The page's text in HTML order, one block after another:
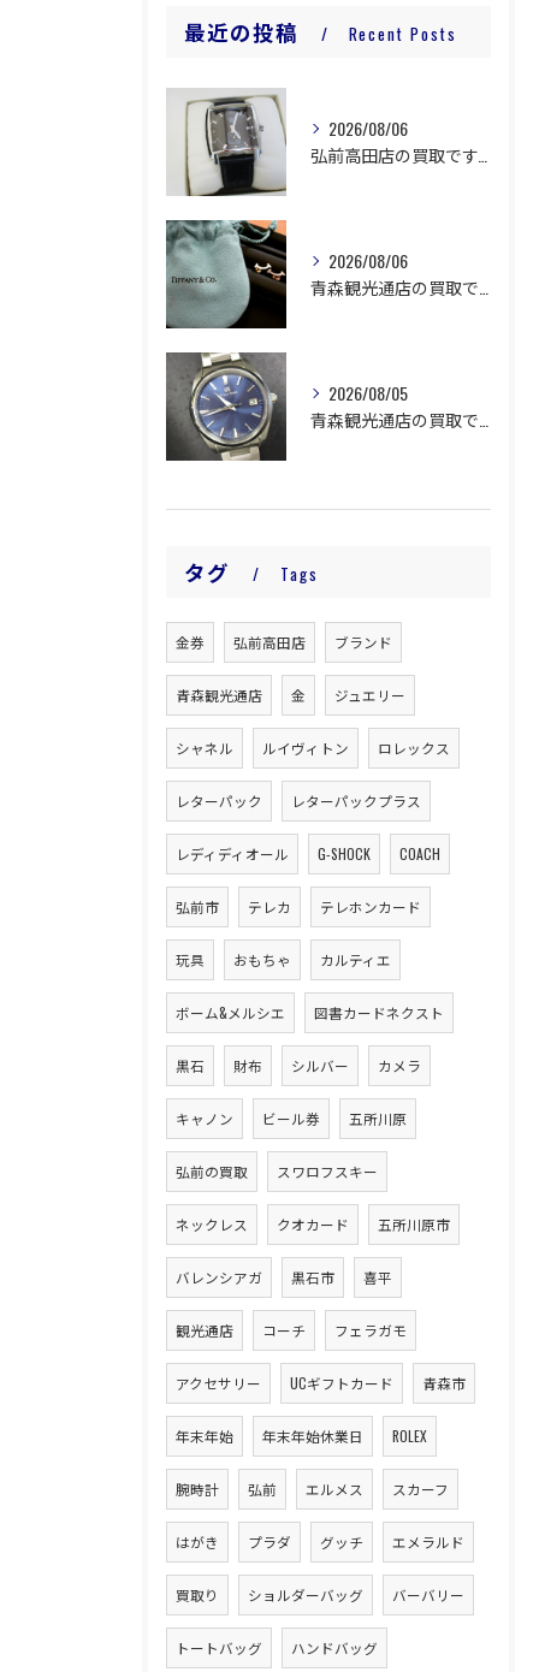
最近の投稿 Recent Posts
2026/08/06
2026/08/06
2026/08/05
タグ Tags
金券 弘前高田店 ブランド
青森観光通店 金 ジュエリー
シャネル ルイヴィトン ロレックス
レターパック レターパックプラス
レディディオール G-SHOCK COACH
弘前市 テレカ テレホンカード
玩具 おもちゃ カルティエ
ボーム&メルシエ 図書カードネクスト
黒石 財布 シルバー カメラ
キャノン ビール券 五所川原
弘前の買取 スワロフスキー
ネックレス クオカード 五所川原市
バレンシアガ 黒石市 喜平
観光通店 コーチ フェラガモ
アクセサリー UCギフトカード 青森市
年末年始 年末年始休業日 ROLEX
腕時計 弘前 エルメス スカーフ
はがき プラダ グッチ エメラルド
買取り ショルダーバッグ バーバリー
トートバッグ ハンドバッグ